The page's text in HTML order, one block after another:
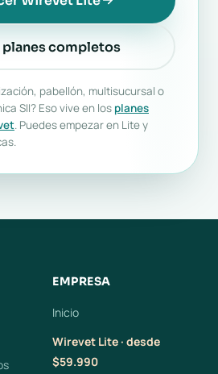
planes completos
pabellón, multisucursal o
SII? Eso vive en los planes
. Puedes empezar en Lite y
EMPRESA
Inicio
Wirevet Lite · desde
$59.990